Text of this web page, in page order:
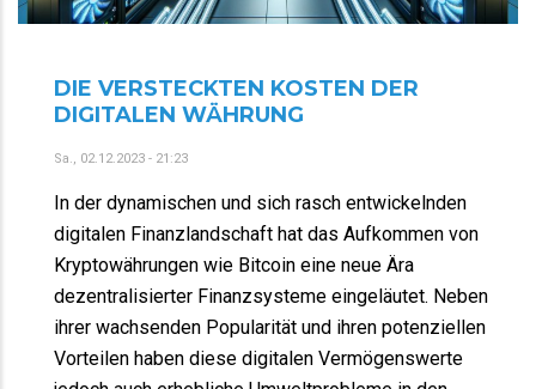
DIE VERSTECKTEN KOSTEN DER
DIGITALEN WÄHRUNG
Sa., 02.12.2023 - 21:23
In der dynamischen und sich rasch entwickelnden
digitalen Finanzlandschaft hat das Aufkommen von
Kryptowährungen wie Bitcoin eine neue Ära
dezentralisierter Finanzsysteme eingeläutet. Neben
ihrer wachsenden Popularität und ihren potenziellen
Vorteilen haben diese digitalen Vermögenswerte